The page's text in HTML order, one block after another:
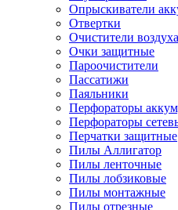
Опрыскиватели
Отвертки
Очистители воздуха
Очки защитные
Пароочистители
Пассатижи
Паяльники
Перфораторы
Перфораторы
Перчатки защитные
Пилы Аллигатор
Пилы ленточные
Пилы лобзиковые
Пилы монтажные
Пилы отрезные